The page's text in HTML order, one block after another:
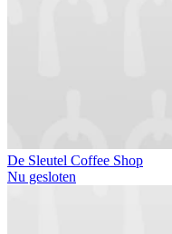
De Sleutel Coffee Shop
Nu gesloten